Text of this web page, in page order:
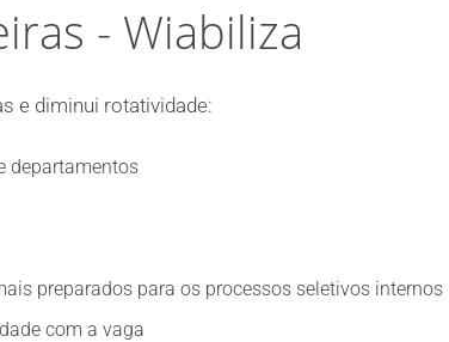
- Wiabiliza
e diminui rotatividade:
departamentos
preparados para os processos seletivos internos
com a vaga